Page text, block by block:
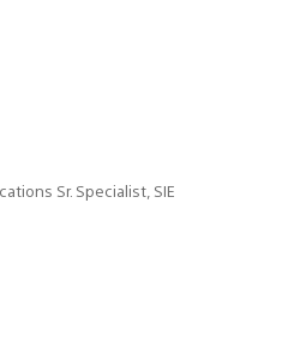
Sr. Specialist, SIE